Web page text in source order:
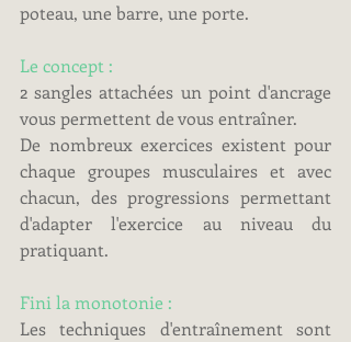
poteau, une barre, une porte.
Le concept :
2 sangles attachées un point d'ancrage
vous permettent de vous entraîner.
De nombreux exercices existent pour
chaque groupes musculaires et avec
chacun, des progressions permettant
d'adapter l'exercice au niveau du
pratiquant.
Fini la monotonie :
Les techniques d'entraînement sont